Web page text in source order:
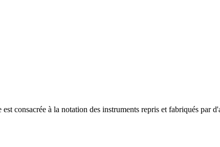
consacrée à la notation des instruments repris et fabriqués par